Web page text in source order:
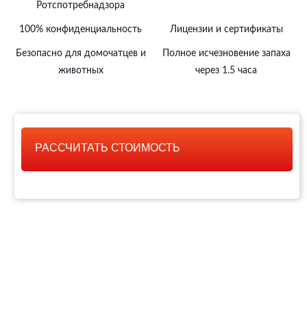
Ротспотребнадзора
100% конфиденциальность Лицензии и сертификаты
Безопасно для домочатцев и
животных
Полное исчезновение запаха
через 1.5 часа
РАССЧИТАТЬ СТОИМОСТЬ